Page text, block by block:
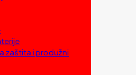
zaštita i produžni